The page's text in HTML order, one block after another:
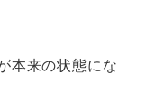
本来の状態にな